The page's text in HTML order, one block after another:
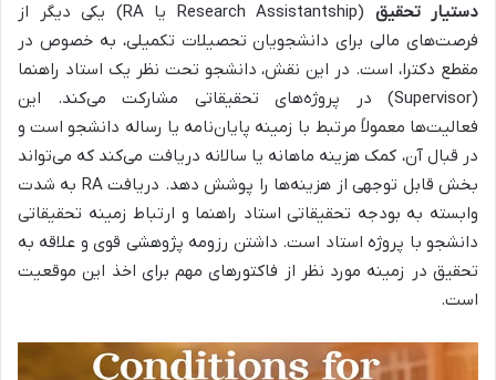
دستیار تحقیق
(Research Assistantship یا RA) یکی دیگر از
فرصت‌های مالی برای دانشجویان تحصیلات تکمیلی، به خصوص در
مقطع دکترا، است. در این نقش، دانشجو تحت نظر یک استاد راهنما
(Supervisor) در پروژه‌های تحقیقاتی مشارکت می‌کند. این
فعالیت‌ها معمولاً مرتبط با زمینه پایان‌نامه یا رساله دانشجو است و
در قبال آن، کمک هزینه ماهانه یا سالانه دریافت می‌کند که می‌تواند
بخش قابل توجهی از هزینه‌ها را پوشش دهد. دریافت RA به شدت
وابسته به بودجه تحقیقاتی استاد راهنما و ارتباط زمینه تحقیقاتی
دانشجو با پروژه استاد است. داشتن رزومه پژوهشی قوی و علاقه به
تحقیق در زمینه مورد نظر از فاکتورهای مهم برای اخذ این موقعیت
است.